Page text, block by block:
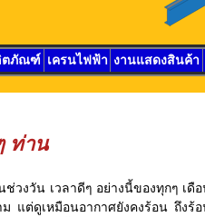
ตภัณฑ์ เครนไฟฟ้า งานแสดงสินค้า
ท่าน
วัน เวลาดีๆ อย่างนี้ของทุกๆ เดือ
แต่ดูเหมือนอากาศยังคงร้อน ถึงร้